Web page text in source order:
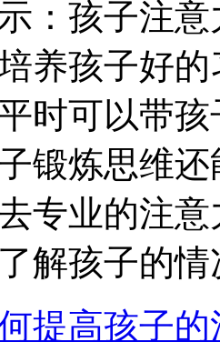
孩子注意
养孩子好
时可以带
锻炼思维
专业的注
解孩子的情
提高孩子